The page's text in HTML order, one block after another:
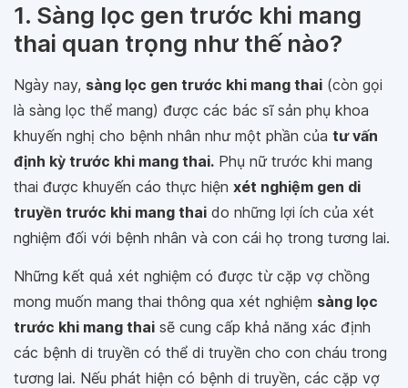
1. Sàng lọc gen trước khi mang
thai quan trọng như thế nào?
Ngày nay, sàng lọc gen trước khi mang thai (còn gọi
là sàng lọc thể mang) được các bác sĩ sản phụ khoa
khuyến nghị cho bệnh nhân như một phần của tư vấn
định kỳ trước khi mang thai. Phụ nữ trước khi mang
thai được khuyến cáo thực hiện xét nghiệm gen di
truyền trước khi mang thai do những lợi ích của xét
nghiệm đối với bệnh nhân và con cái họ trong tương lai.
Những kết quả xét nghiệm có được từ cặp vợ chồng
mong muốn mang thai thông qua xét nghiệm sàng lọc
trước khi mang thai sẽ cung cấp khả năng xác định
các bệnh di truyền có thể di truyền cho con cháu trong
tương lai. Nếu phát hiện có bệnh di truyền, các cặp vợ